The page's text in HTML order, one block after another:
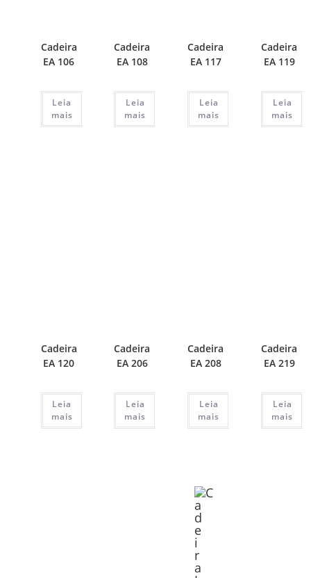
Cadeira
EA 106
Leia
mais
Cadeira
EA 108
Leia
mais
Cadeira
EA 117
Leia
mais
Cadeira
EA 119
Leia
mais
Cadeira
EA 120
Leia
mais
Cadeira
EA 206
Leia
mais
Cadeira
EA 208
Leia
mais
Cadeira
EA 219
Leia
mais